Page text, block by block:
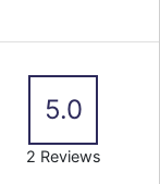
5.0
2 Reviews